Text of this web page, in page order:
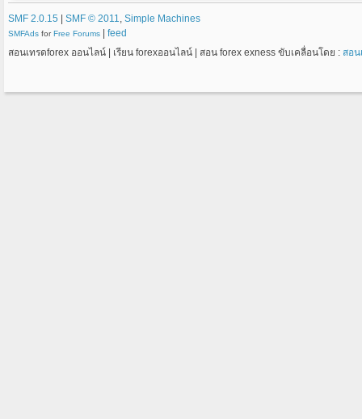
SMF 2.0.15 | SMF © 2011 Simple Machines
SMFAds forFree Forums | feed
สอนเทรดforex ออนไลน์ | เรียน forexออนไลน์ | สอน forex exness ขับเคลื่อนโดย : สอน